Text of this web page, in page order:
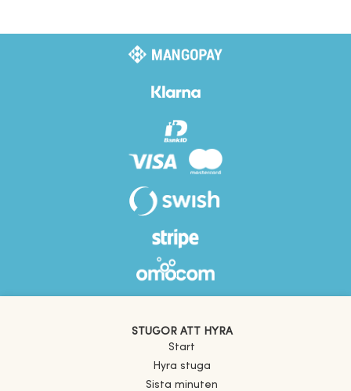
STUGOR ATT HYRA
Start
Hyra stuga
Sista minuten